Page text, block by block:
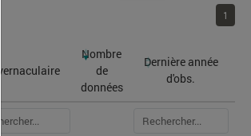
1
vernaculaire
Nombre
de
données
Dernière année
d'obs.